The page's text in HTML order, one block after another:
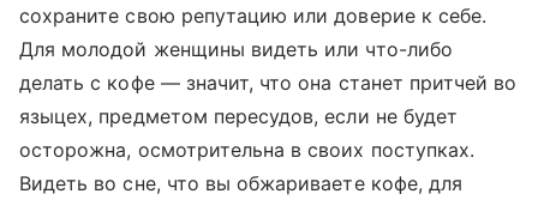
сохраните свою репутацию или доверие к себе.
Для молодой женщины видеть или что-либо
делать с кофе — значит, что она станет притчей во
языцех, предметом пересудов, если не будет
осторожна, осмотрительна в своих поступках.
Видеть во сне, что вы обжариваете кофе, для